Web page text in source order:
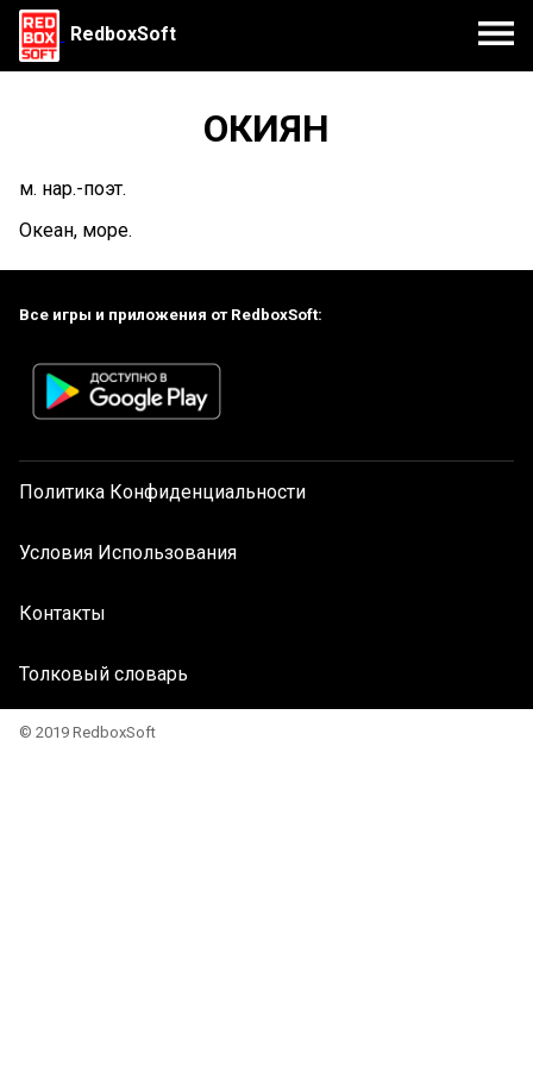
RedboxSoft
ОКИЯН
м. нар.-поэт.
Океан, море.
Все игры и приложения от RedboxSoft:
Политика Конфиденциальности
Условия Использования
Контакты
Толковый словарь
© 2019 RedboxSoft